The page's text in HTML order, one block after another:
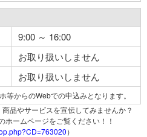
9:00 ～ 16:00
お取り扱いしません
お取り扱いしません
からのWebでの申込みとなります。
品やサービスを宣伝してみませんか？
ームページをご覧ください！！
）